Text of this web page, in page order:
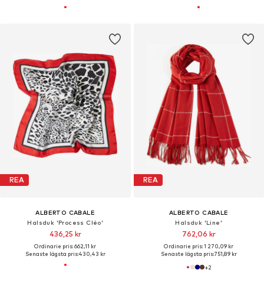
REA
ALBERTO CABALE
Halsduk 'Process Cléo'
436,25 kr
Ordinarie pris: 662,11 kr
Senaste lägsta pris:430,43 kr
REA
ALBERTO CABALE
Halsduk 'Line'
762,06 kr
Ordinarie pris: 1 270,09 kr
Senaste lägsta pris:751,89 kr
+2